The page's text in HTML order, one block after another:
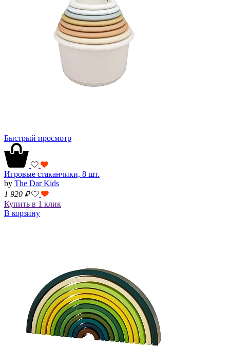
Быстрый просмотр
Игровые стаканчики, 8 шт.
by The Dar Kids
1 920 ₽
Купить в 1 клик
В корзину